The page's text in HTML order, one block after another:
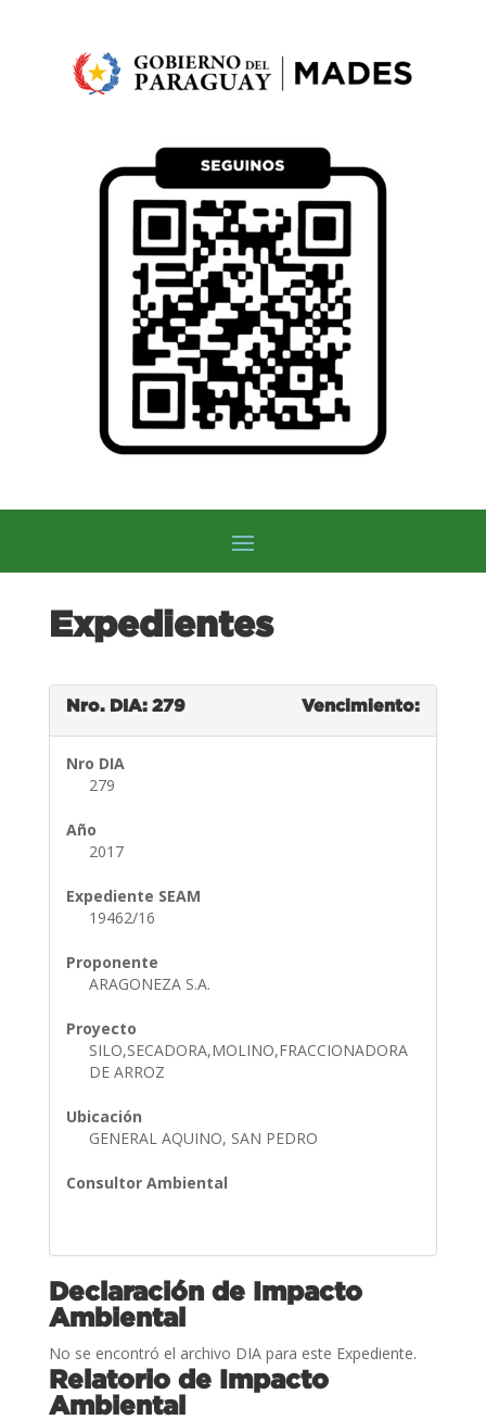
Expedientes
Nro. DIA: 279 Vencimiento:
Nro DIA
279
Año
2017
Expediente SEAM
19462/16
Proponente
ARAGONEZA S.A.
Proyecto
SILO,SECADORA,MOLINO,FRACCIONADORA
DE ARROZ
Ubicación
GENERAL AQUINO, SAN PEDRO
Consultor Ambiental
Declaración de Impacto
Ambiental
No se encontró el archivo DIA para este Expediente.
Relatorio de Impacto
Ambiental